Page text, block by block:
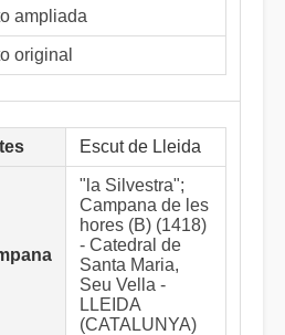
ampliada
original
Escut de Lleida
"la Silvestra";
Campana de les
hores (B) (1418)
- Catedral de
Santa Maria,
Seu Vella -
LLEIDA
(CATALUNYA)